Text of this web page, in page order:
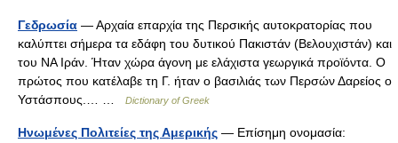
Γεδρωσία — Αρχαία επαρχία της Περσικής αυτοκρατορίας που
καλύπτει σήμερα τα εδάφη του δυτικού Πακιστάν (Βελουχιστάν) και
του ΝΑ Ιράν. Ήταν χώρα άγονη με ελάχιστα γεωργικά προϊόντα. Ο
πρώτος που κατέλαβε τη Γ. ήταν ο βασιλιάς των Περσών Δαρείος ο
Υστάσπους.… …
Dictionary of Greek
Ηνωμένες Πολιτείες της Αμερικής — Επίσημη ονομασία: